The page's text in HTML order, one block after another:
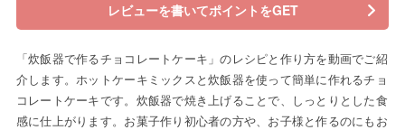
レビューを書いてポイントをGET
「炊飯器で作るチョコレートケーキ」のレシピと作り方を動画でご紹
介します。ホットケーキミックスと炊飯器を使って簡単に作れるチョ
コレートケーキです。炊飯器で焼き上げることで、しっとりとした食
感に仕上がります。お菓子作り初心者の方や、お子様と作るのにもお